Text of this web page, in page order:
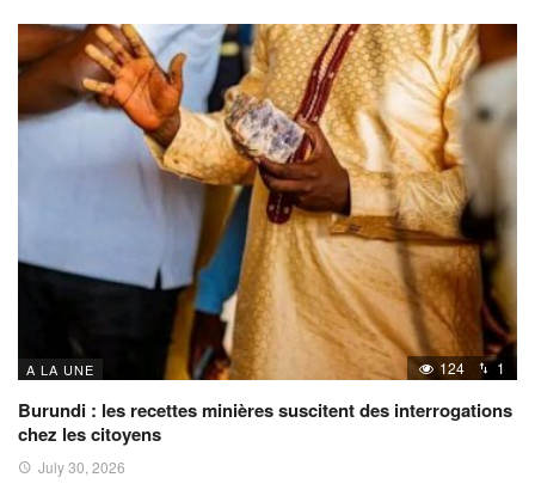
A LA UNE 124 1
Burundi : les recettes minières suscitent des interrogations
chez les citoyens
July 30, 2026